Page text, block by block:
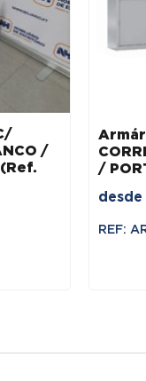
/
/
desde
REF: